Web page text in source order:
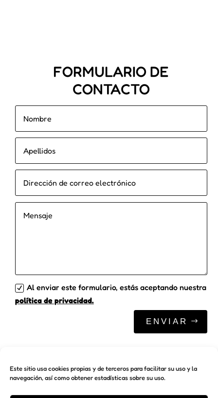
Este sitio usa cookies propias y de terceros para facilitar su uso y la
navegación, así como obtener estadísticas sobre su uso.
FORMULARIO DE
CONTACTO
Al enviar este formulario, estás aceptando nuestra
política de privacidad.
ENVIAR
AVISO LEGAL PRIVACIDAD COOKIES